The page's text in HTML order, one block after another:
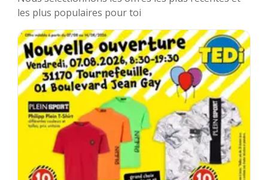
les plus populaires pour toi